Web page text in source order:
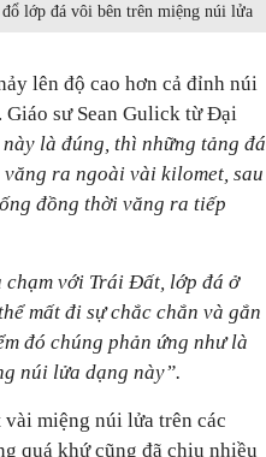
lớp đá vôi bên trên miệng núi lửa
lên độ cao hơn cả đỉnh núi
sư Sean Gulick từ Đại
là đúng, thì những tảng đá
ra ngoài vài kilomet, sau
đồng thời văng ra tiếp
chạm với Trái Đất, lớp đá ở
mất đi sự chắc chắn và gắn
đó chúng phản ứng như là
núi lửa dạng này”.
miệng núi lửa trên các
quá khứ cũng đã chịu nhiều